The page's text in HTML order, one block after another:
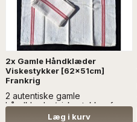
2x Gamle Håndklæder
Viskestykker [62x51cm]
Frankrig
2 autentiske gamle
håndklæder/viskestykker fra
Frankrig i hør. - læs mere
Læg i kurv